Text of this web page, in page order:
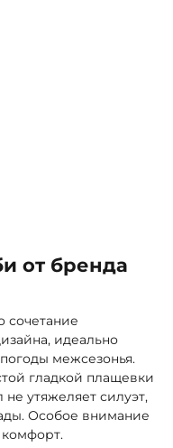
от бренда
сочетание
идеально
межсезонья.
гладкой плащевки
утяжеляет силуэт,
Особое внимание